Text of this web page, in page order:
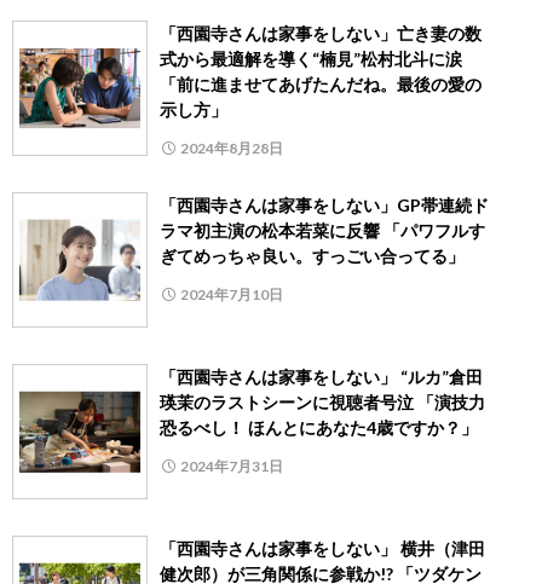
「西園寺さんは家事をしない」亡き妻の数
式から最適解を導く“楠見”松村北斗に涙
「前に進ませてあげたんだね。最後の愛の
示し方」
2024年8月28日
「西園寺さんは家事をしない」GP帯連続ド
ラマ初主演の松本若菜に反響 「パワフルす
ぎてめっちゃ良い。すっごい合ってる」
2024年7月10日
「西園寺さんは家事をしない」 “ルカ”倉田
瑛茉のラストシーンに視聴者号泣 「演技力
恐るべし！ ほんとにあなた4歳ですか？」
2024年7月31日
「西園寺さんは家事をしない」 横井（津田
健次郎）が三角関係に参戦か!? 「ツダケン